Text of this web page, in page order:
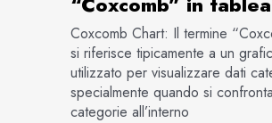
Coxcomb Chart: Il termine
si riferisce tipicamente a un
utilizzato per visualizzare dati
specialmente quando si
categorie all’interno